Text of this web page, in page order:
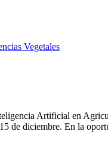
Vegetales
Artificial en
de diciembre. En la